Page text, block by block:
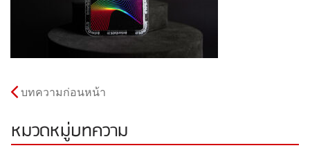
บทความก่อนหน้า
หมวดหมู่บทความ